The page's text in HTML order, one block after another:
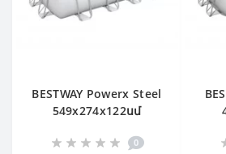
BESTWAY Powerx Steel
549х274х122սմ
0